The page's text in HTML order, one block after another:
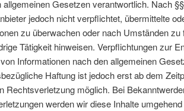
allgemeinen Gesetzen verantwortlich. Nach
jedoch nicht verpflichtet, übermittelte
zu überwachen oder nach Umständen zu
Tätigkeit hinweisen. Verpflichtungen zur
Informationen nach den allgemeinen
Haftung ist jedoch erst ab dem
Rechtsverletzung möglich. Bei
werden wir diese Inhalte